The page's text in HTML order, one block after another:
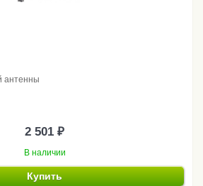
антенны
2 501 ₽
В наличии
Купить